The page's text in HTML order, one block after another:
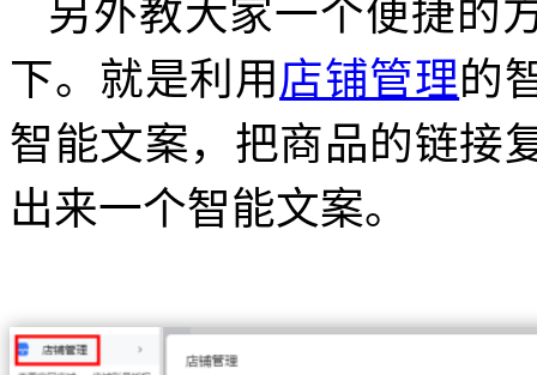
另外教大家一个便捷的
下。就是利用 店铺管理的
智能文案，把商品的链接
出来一个智能文案。